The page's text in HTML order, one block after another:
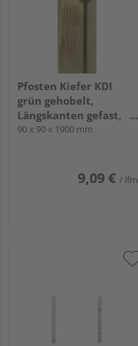
Pfosten Kiefer KDI
grün gehobelt,
Längskanten gefast,
Kopf gerundet
90 x 90 x 1900 mm
9,09 € / lfm